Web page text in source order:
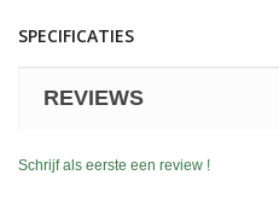
SPECIFICATIES
REVIEWS
Schrijf als eerste een review !